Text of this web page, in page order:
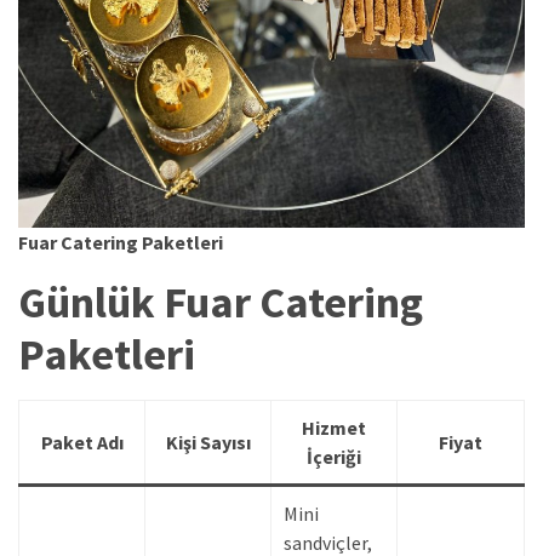
Fuar Catering Paketleri
Günlük Fuar Catering
Paketleri
Paket Adı Kişi Sayısı
Hizmet
İçeriği
Fiyat
Mini
sandviçler,